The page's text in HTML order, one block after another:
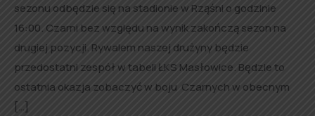
sezonu odbędzie się na stadionie w Rząśni o godzinie
16:00. Czarni bez względu na wynik zakończą sezon na
drugiej pozycji. Rywalem naszej drużyny będzie
przedostatni zespół w tabeli ŁKS Masłowice. Będzie to
ostatnia okazja zobaczyć w boju Czarnych w obecnym
[…]